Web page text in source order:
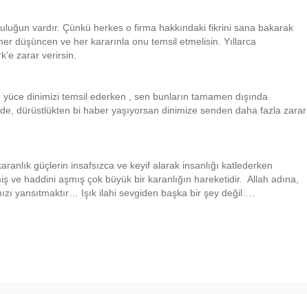
vardır. Çünkü herkes o firma hakkındaki fikrini sana bakarak
düşüncen ve her kararınla onu temsil etmelisin. Yıllarca
zarar verirsin.
dinimizi temsil ederken , sen bunların tamamen dışında
dürüstlükten bi haber yaşıyorsan dinimize senden daha fazla zarar
güçlerin insafsızca ve keyif alarak insanlığı katlederken
ve haddini aşmış çok büyük bir karanlığın hareketidir. Allah adına,
yansıtmaktır… Işık ilahi sevgiden başka bir şey değil….